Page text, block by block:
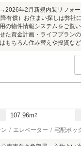
年2月新規内装リフォ
有償）お住まい探しは弊社
の物件情報システムをご覧
た資金計画・ライフプラン
もちろん住み替えや投資な
107.96m2
エレベーター 宅配ボッ